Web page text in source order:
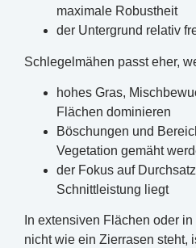
maximale Robustheit
der Untergrund relativ
Schlegelmähen passt eher,
hohes Gras,
Flächen dominieren
Böschungen und
Vegetation gemäht
der Fokus auf
Schnittleistung liegt
In extensiven Flächen oder
nicht wie ein Zierrasen steht,